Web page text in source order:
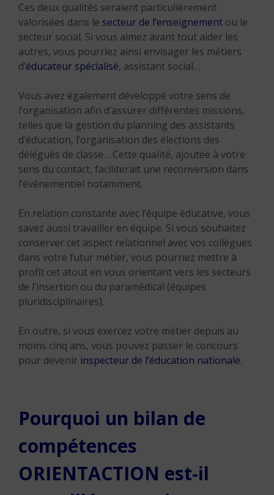
Ces deux qualités seraient particulièrement
valorisées dans le secteur de l’enseignement ou le
secteur social. Si vous aimez avant tout aider les
autres, vous pourriez ainsi envisager les métiers
d’éducateur spécialisé, assistant social…
Vous avez également développé votre sens de
l’organisation afin d’assurer différentes missions,
telles que la gestion du planning des assistants
d’éducation, l’organisation des élections des
délégués de classe… Cette qualité, ajoutée à votre
sens du contact, faciliterait une reconversion dans
l’événementiel notamment.
En relation constante avec l’équipe éducative, vous
savez aussi travailler en équipe. Si vous souhaitez
conserver cet aspect relationnel avec vos collègues
dans votre futur métier, vous pourriez mettre à
profit cet atout en vous orientant vers les secteurs
de l’insertion ou du paramédical (équipes
pluridisciplinaires).
En outre, si vous exercez votre métier depuis au
moins cinq ans, vous pouvez passer le concours
pour devenir inspecteur de l’éducation nationale.
Pourquoi un bilan de
compétences
ORIENTACTION est-il